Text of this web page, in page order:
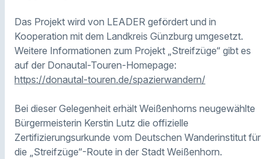
Das Projekt wird von LEADER gefördert und in
Kooperation mit dem Landkreis Günzburg umgesetzt.
Weitere Informationen zum Projekt „Streifzüge“ gibt es
auf der Donautal-Touren-Homepage:
https://donautal-touren.de/spazierwandern/
Bei dieser Gelegenheit erhält Weißenhorns neugewählte
Bürgermeisterin Kerstin Lutz die offizielle
Zertifizierungsurkunde vom Deutschen Wanderinstitut für
die „Streifzüge“-Route in der Stadt Weißenhorn.